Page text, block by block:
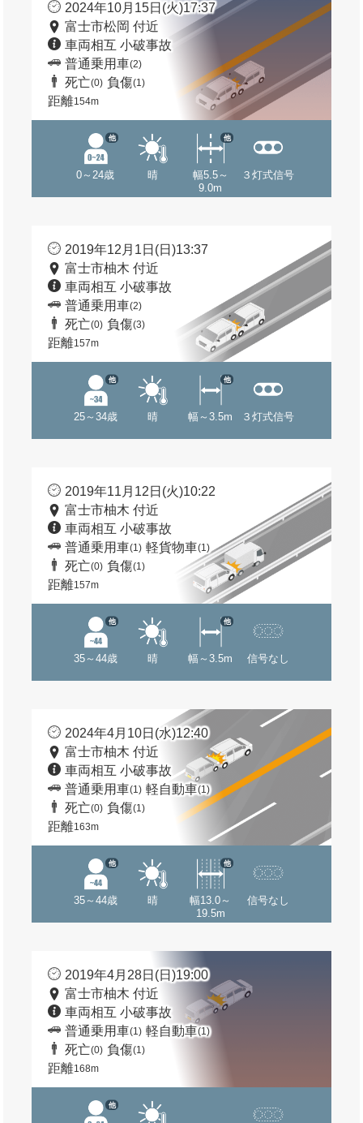
2024年10月15日(火)17:37
富士市松岡 付近
車両相互 小破事故
普通乗用車(2)
死亡(0) 負傷(1)
距離154m
0～24歳
他
晴
幅5.5～
9.0m
他
３灯式信号
2019年12月1日(日)13:37
富士市柚木 付近
車両相互 小破事故
普通乗用車(2)
死亡(0) 負傷(3)
距離157m
25～34歳
他
晴 幅～3.5m
他
３灯式信号
2019年11月12日(火)10:22
富士市柚木 付近
車両相互 小破事故
普通乗用車(1) 軽貨物車(1)
死亡(0) 負傷(1)
距離157m
35～44歳
他
晴 幅～3.5m
他
信号なし
2024年4月10日(水)12:40
富士市柚木 付近
車両相互 小破事故
普通乗用車(1) 軽自動車(1)
死亡(0) 負傷(1)
距離163m
35～44歳
他
晴
幅13.0～
19.5m
他
信号なし
2019年4月28日(日)19:00
富士市柚木 付近
車両相互 小破事故
普通乗用車(1) 軽自動車(1)
死亡(0) 負傷(1)
距離168m
他